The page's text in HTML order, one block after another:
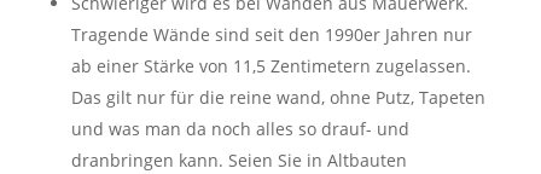
Tragende Wände sind seit den 1990er Jahren nur
ab einer Stärke von 11,5 Zentimetern zugelassen.
Das gilt nur für die reine wand, ohne Putz, Tapeten
und was man da noch alles so drauf- und
dranbringen kann. Seien Sie in Altbauten